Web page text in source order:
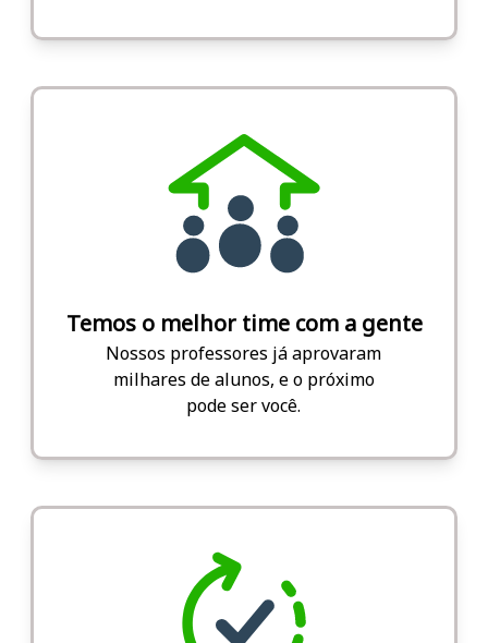
Temos o melhor time com a gente
Nossos professores já aprovaram
milhares de alunos, e o próximo
pode ser você.